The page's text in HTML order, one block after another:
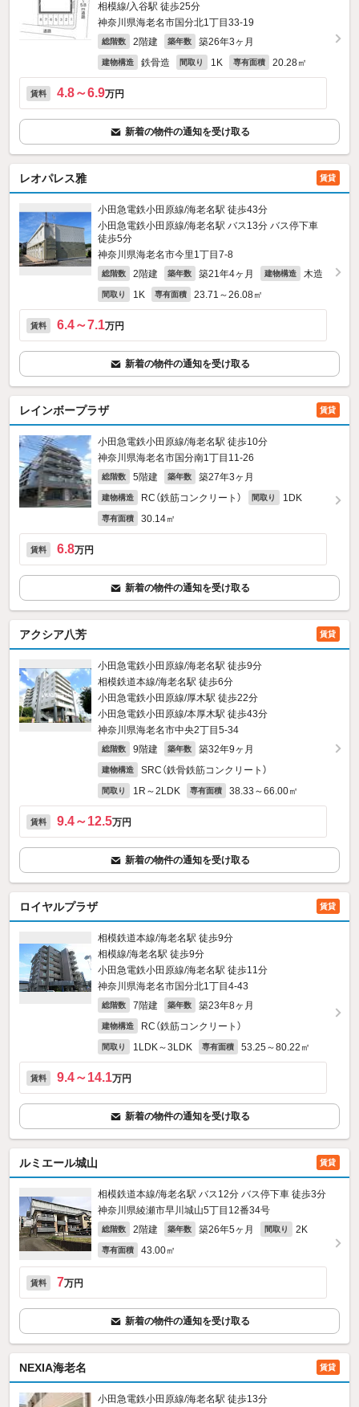
相模線/入谷駅 徒歩25分
神奈川県海老名市国分北1丁目33-19
総階数 2階建 築年数 築26年3ヶ月
建物構造 鉄骨造 間取り 1K 専有面積 20.28㎡
賃料 4.8～6.9万円
新着の物件の通知を受け取る
レオパレス雅 賃貸
小田急電鉄小田原線/海老名駅 徒歩43分
小田急電鉄小田原線/海老名駅 バス13分 バス停下車
徒歩5分
神奈川県海老名市今里1丁目7-8
総階数 2階建 築年数 築21年4ヶ月 建物構造 木造
間取り 1K 専有面積 23.71～26.08㎡
賃料 6.4～7.1万円
新着の物件の通知を受け取る
レインボープラザ 賃貸
小田急電鉄小田原線/海老名駅 徒歩10分
神奈川県海老名市国分南1丁目11-26
総階数 5階建 築年数 築27年3ヶ月
建物構造 RC（鉄筋コンクリート） 間取り 1DK
専有面積 30.14㎡
賃料 6.8万円
新着の物件の通知を受け取る
アクシア八芳 賃貸
小田急電鉄小田原線/海老名駅 徒歩9分
相模鉄道本線/海老名駅 徒歩6分
小田急電鉄小田原線/厚木駅 徒歩22分
小田急電鉄小田原線/本厚木駅 徒歩43分
神奈川県海老名市中央2丁目5-34
総階数 9階建 築年数 築32年9ヶ月
建物構造 SRC（鉄骨鉄筋コンクリート）
間取り 1R～2LDK 専有面積 38.33～66.00㎡
賃料 9.4～12.5万円
新着の物件の通知を受け取る
ロイヤルプラザ 賃貸
相模鉄道本線/海老名駅 徒歩9分
相模線/海老名駅 徒歩9分
小田急電鉄小田原線/海老名駅 徒歩11分
神奈川県海老名市国分北1丁目4-43
総階数 7階建 築年数 築23年8ヶ月
建物構造 RC（鉄筋コンクリート）
間取り 1LDK～3LDK 専有面積 53.25～80.22㎡
賃料 9.4～14.1万円
新着の物件の通知を受け取る
ルミエール城山 賃貸
相模鉄道本線/海老名駅 バス12分 バス停下車 徒歩3分
神奈川県綾瀬市早川城山5丁目12番34号
総階数 2階建 築年数 築26年5ヶ月 間取り 2K
専有面積 43.00㎡
賃料 7万円
新着の物件の通知を受け取る
NEXIA海老名 賃貸
小田急電鉄小田原線/海老名駅 徒歩13分